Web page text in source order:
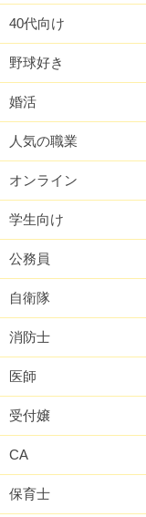
40代向け
野球好き
婚活
人気の職業
オンライン
学生向け
公務員
自衛隊
消防士
医師
受付嬢
CA
保育士